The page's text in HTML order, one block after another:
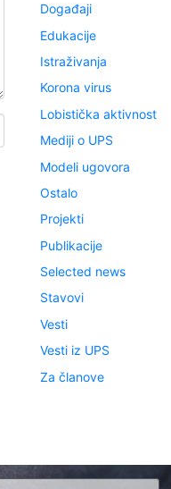
Događaji
Edukacije
Istraživanja
Korona virus
Lobistička aktivnost
Mediji o UPS
Modeli ugovora
Ostalo
Projekti
Publikacije
Selected news
Stavovi
Vesti
Vesti iz UPS
Za članove